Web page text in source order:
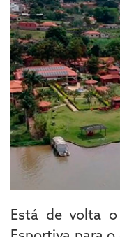
Está de volta o